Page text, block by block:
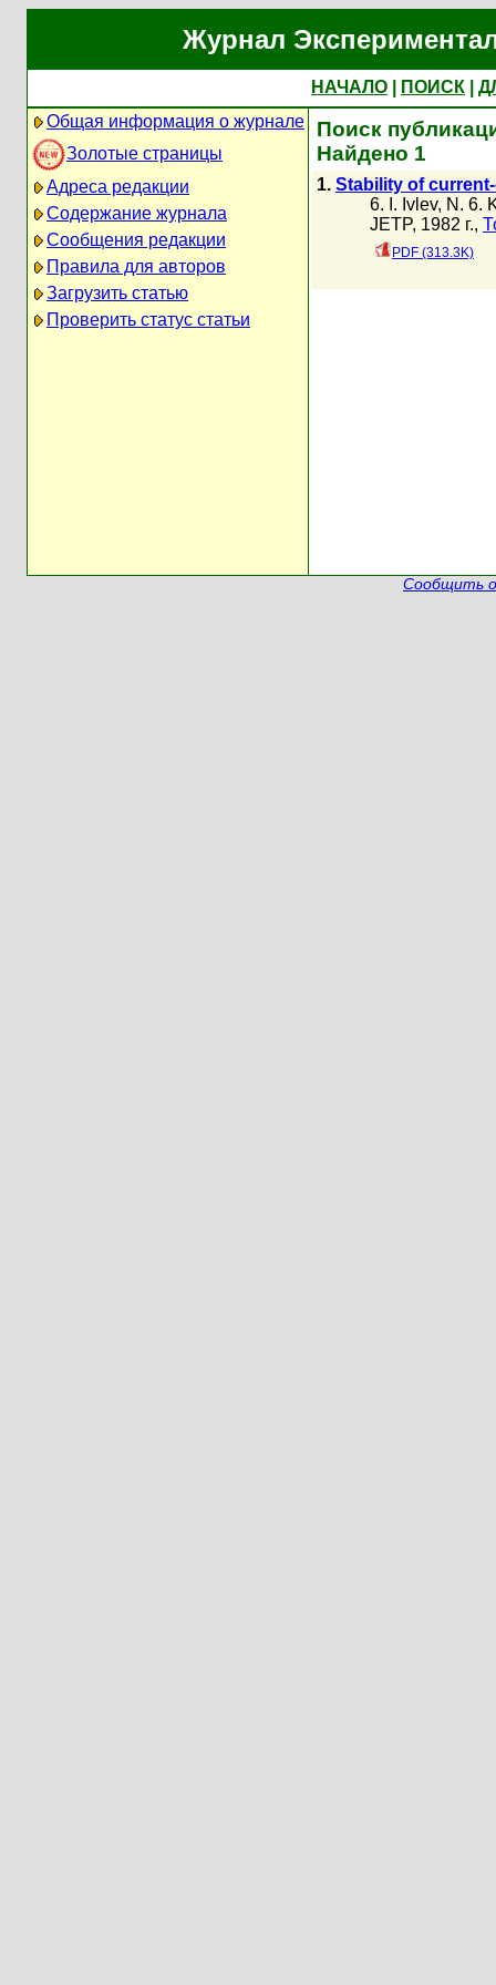
Журнал
НАЧАЛО ПОИСК
Общая информация о журнале
Золотые страницы
Адреса редакции
Содержание журнала
Сообщения редакции
Правила для авторов
Загрузить статью
Проверить статус статьи
Поиск
Найдено 1
1. Stability of
6. I. Ivlev, N. 6.
JETP, 1982 г.,
PDF (313.3K)
Сообщить о